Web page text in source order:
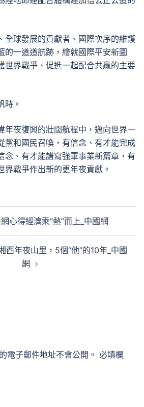
全球發展的貢獻者、國際次序的維護
的一道道航跡，繪就國際平安新圖
世界戰爭、促進一起配合共贏的主要
時。
年夜復興的壯闊航程中，邁向世界一
黨和國民召喚，有信念、有才能完成
念、有才能譜寫強軍事業新篇章，有
界戰爭作出新的更年夜貢獻。
心得經濟乘“熱”而上_中國網
西年夜山里，5個“他”的10年_中國
網
電子郵件地址不會公開。 必填欄